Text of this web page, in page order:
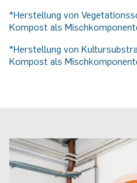
*Herstellung von
Kompost als
*Herstellung von
Kompost als